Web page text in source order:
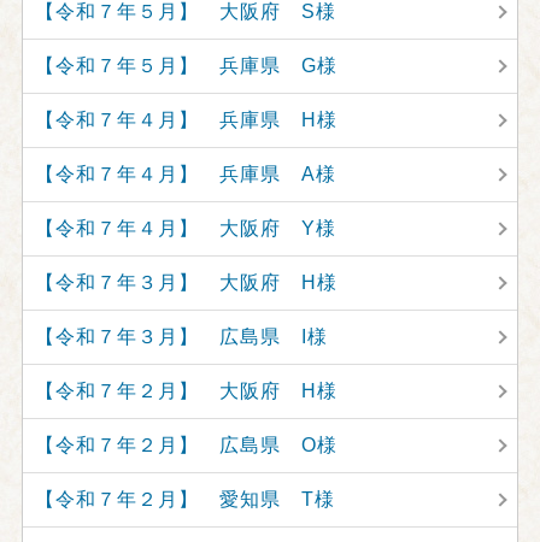
【令和７年５月】 大阪府 S様
【令和７年５月】 兵庫県 G様
【令和７年４月】 兵庫県 H様
【令和７年４月】 兵庫県 A様
【令和７年４月】 大阪府 Y様
【令和７年３月】 大阪府 H様
【令和７年３月】 広島県 I様
【令和７年２月】 大阪府 H様
【令和７年２月】 広島県 O様
【令和７年２月】 愛知県 T様